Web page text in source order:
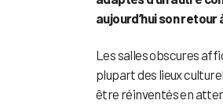
aujourd’hui son retour
Les salles obscures
plupart des lieux
être réinventés en